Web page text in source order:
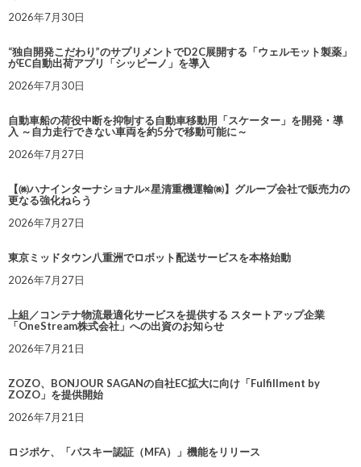
2026年7月30日
“独自開発こだわり”のサプリメントでD2C展開する「ウェルモット製薬」
がEC自動出荷アプリ「シッピーノ」を導入
2026年7月30日
自動車船の荷役中断を抑制する自動車移動用「スケーター」を開発・導
入 ～自力走行できない車両を約5分で移動可能に～
2026年7月27日
【㈱ハナインターナショナル×星清重機運輸㈱】グループ会社で販売力の
更なる強化ねらう
2026年7月27日
東京ミッドタウン八重洲でロボット配送サービスを本格始動
2026年7月27日
上組／コンテナ物流最適化サービスを提供する スタートアップ企業
「OneStream株式会社」への出資のお知らせ
2026年7月21日
ZOZO、BONJOUR SAGANの自社EC拡大に向け「Fulfillment by
ZOZO」を提供開始
2026年7月21日
ロジポケ、「パスキー認証（MFA）」機能をリリース